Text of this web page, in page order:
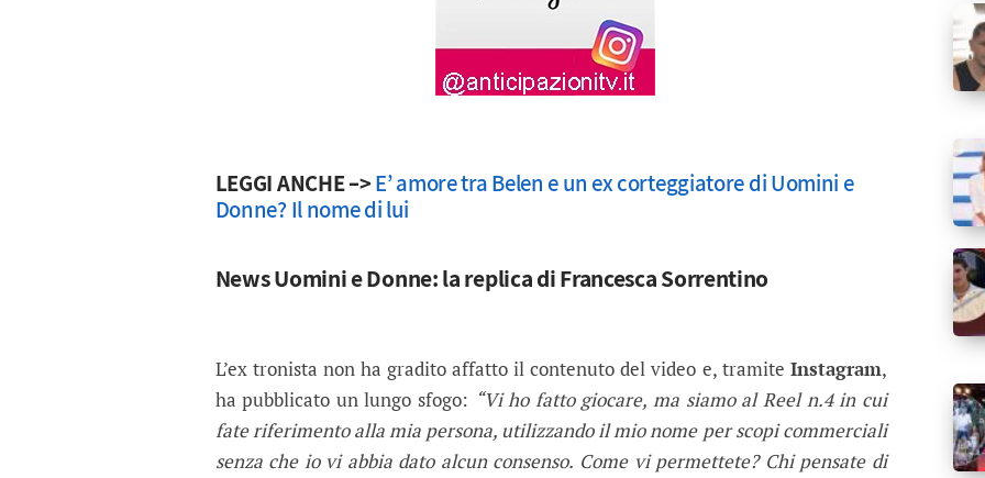
LEGGI ANCHE –>E’ amore tra Belen e un ex corteggiatore di Uomini e
Donne? Il nome di lui
News Uomini e Donne: la replica di Francesca Sorrentino
L’ex tronista non ha gradito affatto il contenuto del video e, tramite Instagram,
ha pubblicato un lungo sfogo: “Vi ho fatto giocare, ma siamo al Reel n.4 in cui
fate riferimento alla mia persona, utilizzando il mio nome per scopi commerciali
senza che io vi abbia dato alcun consenso. Come vi permettete? Chi pensate di